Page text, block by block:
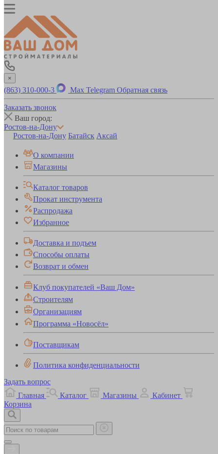
×
(863) 310-000-3 Max Telegram Обратная связь
Заказать звонок
Ваш город:
Ростов-на-Дону
Ростов-на-Дону Батайск Аксай
О компании
Магазины
Каталог товаров
Прокат инструмента
Распродажа
Избранное
Доставка и подъем
Способы оплаты
Возврат и обмен
Клуб покупателей «Ваш Дом»
Строителям
Организациям
Программа «Новосёл»
Поставщикам
Политика конфиденциальности
Задать вопрос
Главная
Каталог Магазины
Кабинет
Корзина